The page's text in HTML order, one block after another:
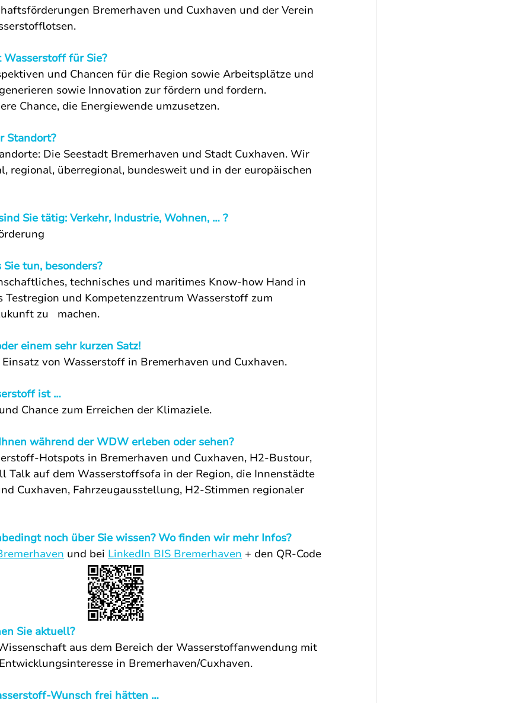
Bremerhaven und Cuxhaven und der Verein
für Sie?
und Chancen für die Region sowie Arbeitsplätze und
sowie Innovation zur fördern und fordern.
Chance, die Energiewende umzusetzen.
Standort?
Die Seestadt Bremerhaven und Stadt Cuxhaven. Wir
regional, überregional, bundesweit und in der europäischen
Sie tätig: Verkehr, Industrie, Wohnen, … ?
tun, besonders?
technisches und maritimes Know-how Hand in
Testregion und Kompetenzzentrum Wasserstoff zum
zu   machen.
einem sehr kurzen Satz!
von Wasserstoff in Bremerhaven und Cuxhaven.
ist …
Chance zum Erreichen der Klimaziele.
während der WDW erleben oder sehen?
Hotspots in Bremerhaven und Cuxhaven, H2-Bustour,
Talk auf dem Wasserstoffsofa in der Region, die Innenstädte
Cuxhaven, Fahrzeugausstellung, H2-Stimmen regionaler
noch über Sie wissen? Wo finden wir mehr Infos?
und bei LinkedIn BIS Bremerhaven + den QR-Code
Sie aktuell?
aus dem Bereich der Wasserstoffanwendung mit
in Bremerhaven/Cuxhaven.
Wunsch frei hätten …